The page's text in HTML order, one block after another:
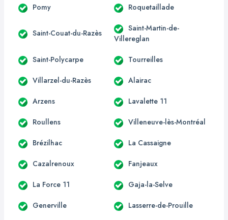
Pomy Roquetaillade
Saint-Couat-du-Razès
Saint-Martin-de-
Villereglan
Saint-Polycarpe Tourreilles
Villarzel-du-Razès Alairac
Arzens Lavalette 11
Roullens Villeneuve-lès-Montréal
Brézilhac La Cassaigne
Cazalrenoux Fanjeaux
La Force 11 Gaja-la-Selve
Generville Lasserre-de-Prouille